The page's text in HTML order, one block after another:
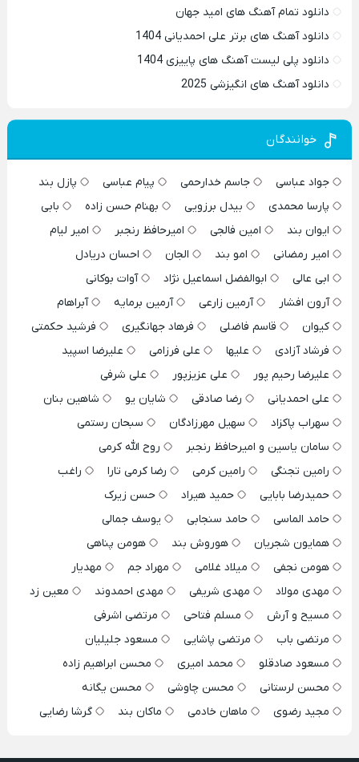
دانلود تمام آهنگ های امید جهان
دانلود آهنگ های برتر علی احمدیانی 1404
دانلود پلی لیست آهنگ های پاییزی 1404
دانلود آهنگ های انگیزشی 2025
خوانندگان
جواد عباسی جاسم خدارحمی پیام عباسی
پازل بند
پارسا محمدی
بیدل برزویی بهنام حسن زاده
بابی
ایوان بند
امین فالجی امیرحافظ رنجبر
امیر لیام
امیر رمضانی
امو بند الجان
احسان دریادل
ابی عالی
ابوالفضل اسماعیل نژاد
آوات بوکانی
آرون افشار
آرمین زارعی آرمین برمایه
آبراهام
کیوان
قاسم فاضلی فرهاد جهانگیری
فرشید حکمتی
فرشاد آزادی
علیها علی فرزامی
علیرضا اسپید
علیرضا رحیم پور
علی عزیزپور
علی شرفی
علی احمدیانی
رضا صادقی شایان یو
شاهین بنان
سهراب پاکزاد
سهیل مهرزادگان
سبحان رستمی
سامان یاسین و امیرحافظ رنجبر
روح الله کرمی
رامین تجنگی
رامین کرمی رضا کرمی تارا
راغب
حمیدرضا بابایی
حمید هیراد
حسن زیرک
حامد الماسی
حامد سنجابی
یوسف جمالی
همایون شجریان
هوروش بند
هومن پناهی
هومن نجفی
میلاد غلامی مهراد جم
مهدیار
مهدی مولاد
مهدی شریفی مهدی احمدوند
معین زد
مسیح و آرش
مسلم فتاحی
مرتضی اشرفی
مرتضی باب
مرتضی پاشایی
مسعود جلیلیان
مسعود صادقلو
محمد امیری
محسن ابراهیم زاده
محسن لرستانی
محسن چاوشی
محسن یگانه
مجید رضوی
ماهان خادمی ماکان بند گرشا رضایی